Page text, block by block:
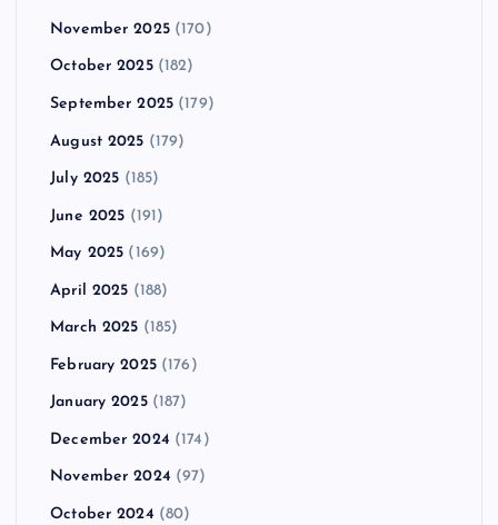
November 2025(170)
October 2025(182)
September 2025 (179)
August 2025 (179)
July 2025 (185)
June 2025 (191)
May 2025 (169)
April 2025 (188)
March 2025 (185)
February 2025(176)
January 2025(187)
December 2024 (174)
November 2024 (97)
October 2024 (80)